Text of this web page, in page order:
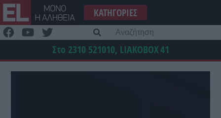
Μετάβαση
στο
περιεχόμενο
ΚΑΤΗΓΟΡΊΕΣ
Στο 2310 521010, LIAKOBOX41